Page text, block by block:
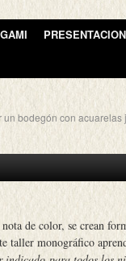
un bodegón con acuarelas
de color, se crean
taller monográfico